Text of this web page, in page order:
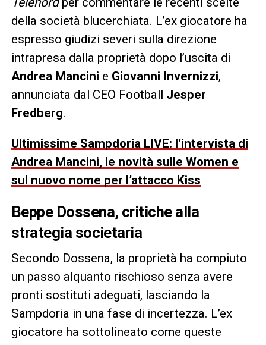
della società blucerchiata. L’ex giocatore ha
espresso giudizi severi sulla direzione
intrapresa dalla proprietà dopo l’uscita di
Andrea Mancini e Giovanni Invernizzi,
annunciata dal CEO Football Jesper
Fredberg.
Ultimissime Sampdoria LIVE: l’intervista di
Andrea Mancini, le novità sulle Women e
sul nuovo nome per l’attacco Kiss
Beppe Dossena, critiche alla
strategia societaria
Secondo Dossena, la proprietà ha compiuto
un passo alquanto rischioso senza avere
pronti sostituti adeguati, lasciando la
Sampdoria in una fase di incertezza. L’ex
giocatore ha sottolineato come queste